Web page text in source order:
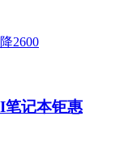
记本钜惠